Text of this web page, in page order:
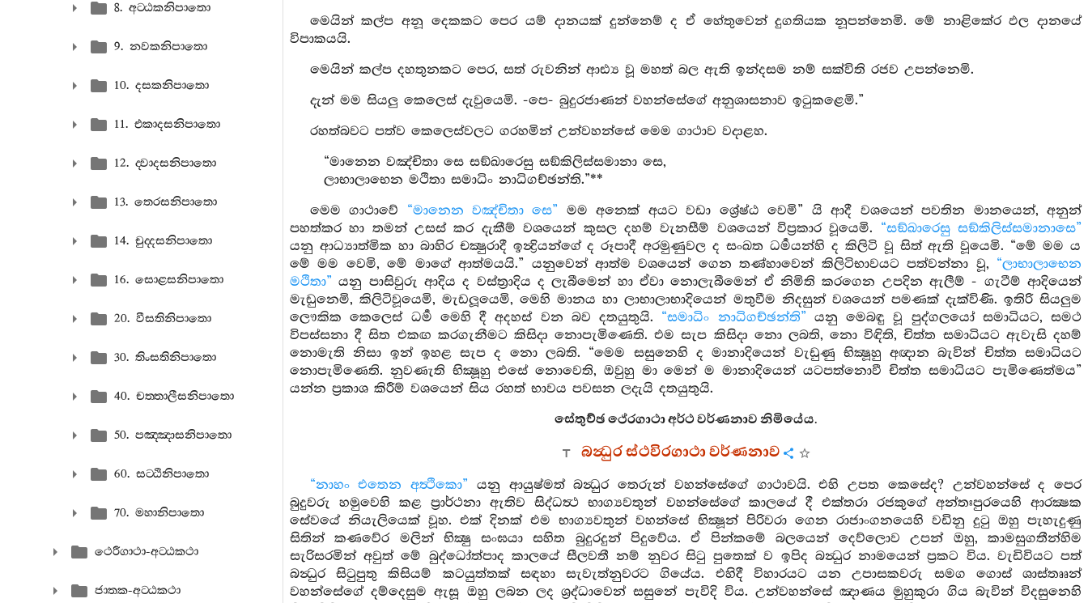
8. අට‍්ඨකනිපාතො
9. නවකනිපාතො
10. දසකනිපාතො
11. එකාදසනිපාතො
12. ද‍්වාදසනිපාතො
13. තෙරසනිපාතො
14. චුද‍්දසනිපාතො
16. සොළසනිපාතො
20. වීසතිනිපාතො
30. තිංසතිනිපාතො
40. චත‍්තාලීසනිපාතො
50. පඤ‍්ඤාසනිපාතො
60. සට‍්ඨිනිපාතො
70. මහානිපාතො
ථෙරීගාථා-අට‍්ඨකථා
ජාතක-අට‍්ඨකථා
මෙයින් කල්ප අනූ දෙකකට පෙර යම් දානයක් දුන්නෙම් ද ඒ හේතුවෙන් දුගතියක නූපන්නෙමි. මේ නාළිකේර ඵල දානයේ
විපාකයයි.
මෙයින් කල්ප දහතුනකට පෙර, සත් රුවනින් ආඪ්‍ය වූ මහත් බල ඇති ඉන්දසම නම් සක්විති රජව උපන්නෙමි.
දැන් මම සියලු කෙලෙස් දැවුයෙමි. -පෙ- බුදුරජාණන් වහන්සේගේ අනුශාසනාව ඉටුකළෙමි.”
රහත්බවට පත්ව කෙලෙස්වලට ගරහමින් උන්වහන්සේ මෙම ගාථාව වදාළහ.
“මානෙන වඤ්චිතා සෙ සඞ්ඛාරෙසු සඞ්කිලිස්සමානා සෙ,
ලාභාලාභෙන මථිතා සමාධිං නාධිගච්ඡන්ති.”**
මෙම ගාථාවේ “මානෙන වඤ්චිතා සෙ” මම අනෙක් අයට වඩා ශ්‍රේෂ්ඨ වෙමි” යි ආදී වශයෙන් පවතින මානයෙන්, අනුන්
පහත්කර හා තමන් උසස් කර දැකීම් වශයෙන් කුසල දහම් වැනසීම් වශයෙන් විප්‍රකාර වූයෙමි. “සඞ්ඛාරෙසු සඞ්කිලිස්සමානාසෙ”
යනු ආධ්‍යාත්මික හා බාහිර චක්‍ෂුරාදී ඉන්‍ද්‍රියන්ගේ ද රූපාදී අරමුණුවල ද සංඛත ධර්‍මයන්හි ද කිලිටි වූ සිත් ඇති වූයෙමි. “මේ මම ය
මේ මම වෙමි, මේ මාගේ ආත්මයයි.” යනුවෙන් ආත්ම වශයෙන් ගෙන තණ්හාවෙන් කිලිටිභාවයට පත්වන්නා වූ, “ලාභාලාභෙන
මථිතා” යනු පාසිවුරු ආදිය ද වස්ත්‍රාදිය ද ලැබීමෙන් හා ඒවා නොලැබීමෙන් ඒ නිමිති කරගෙන උපදින ඇලීම් - ගැටීම් ආදියෙන්
මැඩුනෙමි, කිලිටිවූයෙමි, මැඩලූයෙමි, මෙහි මානය හා ලාභාලාභාදියෙන් මතුවීම නිදසුන් වශයෙන් පමණක් දැක්විණි. ඉතිරි සියලුම
ලෞකික කෙලෙස් ධර්‍ම මෙහි දී අදහස් වන බව දතයුතුයි. “සමාධිං නාධිගච්ඡන්ති” යනු මෙබඳු වූ පුද්ගලයෝ සමාධියට, සමථ
විපස්සනා දී සිත එකඟ කරගැනීමට කිසිදා නොපැමිණෙති. එම සැප කිසිදා නො ලබති, නො විඳිති, චිත්ත සමාධියට ඇවැසි දහම්
නොමැති නිසා ඉන් ඉහළ සැප ද නො ලබති. “මෙම සසුනෙහි ද මානාදියෙන් වැඩුණු භික්‍ෂූහු අඥාන බැවින් චිත්ත සමාධියට
නොපැමිණෙති. නුවණැති භික්‍ෂූහු එසේ නොවෙති, ඔවුහු මා මෙන් ම මානාදියෙන් යටපත්නොවී චිත්ත සමාධියට පැමිණෙත්මය”
යන්න ප්‍රකාශ කිරීම් වශයෙන් සිය රහත් භාවය පවසන ලදැයි දතයුතුයි.
සේතුච්ඡ ථේරගාථා අර්ථ වර්ණනාව නිමියේය.
බන්‍ධුර ස්ථවිරගාථා වර්ණනාව
“නාහං එතෙන අත්‍ථිකො” යනු ආයුෂ්මත් බන්‍ධුර තෙරුන් වහන්සේගේ ගාථාවයි. එහි උපත කෙසේද? උන්වහන්සේ ද පෙර
බුදුවරු හමුවෙහි කළ ප්‍රාර්ථනා ඇතිව සිද්ධත්‍ථ භාග්‍යවතුන් වහන්සේගේ කාලයේ දී එක්තරා රජකුගේ අන්තඃපුරයෙහි ආරක්‍ෂක
සේවයේ නියැලියෙක් වූහ. එක් දිනක් එම භාග්‍යවතුන් වහන්සේ භික්‍ෂූන් පිරිවරා ගෙන රාජාංගනයෙහි වඩිනු දුටු ඔහු පැහැදුණු
සිතින් කණවේර මලින් භික්‍ෂු සංඝයා සහිත බුදුරදුන් පිදුවේය. ඒ පින්කමේ බලයෙන් දෙව්ලොව උපන් ඔහු, කාමසුගතීන්හිම
සැරිසරමින් අවුත් මේ බුද්ධෝත්පාද කාලයේ සීලවතී නම් නුවර සිටු පුතෙක් ව ඉපිද බන්‍ධුර නාමයෙන් ප්‍රකට විය. වැඩිවියට පත්
බන්‍ධුර සිටුපුතු කිසියම් කටයුත්තක් සඳහා සැවැත්නුවරට ගියේය. එහිදී විහාරයට යන උපාසකවරු සමග ගොස් ශාස්තෲන්
වහන්සේගේ දම්දෙසුම ඇසූ ඔහු ලබන ලද ශ්‍රද්ධාවෙන් සසුනේ පැවිදි විය. උන්වහන්සේ ඤාණය මුහුකුරා ගිය බැවින් විදසුනෙහි